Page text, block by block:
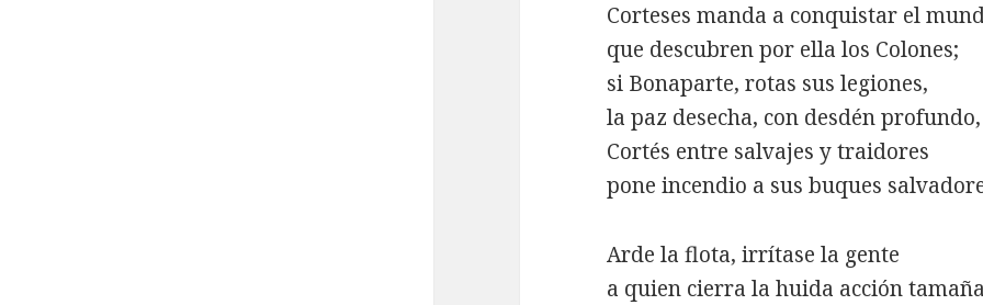
Corteses manda a conquistar el
que descubren por ella los Colones;
si Bonaparte, rotas sus legiones,
la paz desecha, con desdén profundo,
Cortés entre salvajes y traidores
pone incendio a sus buques
Arde la flota, irrítase la gente
a quien cierra la huida acción